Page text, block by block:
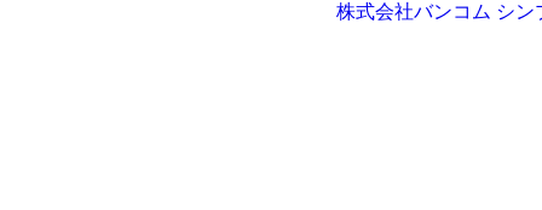
株式会社バンコム シン